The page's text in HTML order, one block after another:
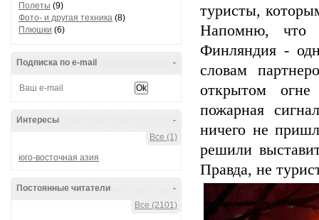
Полеты (9)
Фото- и другая техника (8)
Плюшки (6)
-
Подписка по e-mail
-
Интересы
Все (1)
юго-восточная азия
-
Постоянные читатели
Все (2101)
туристы,
Напомню, что
Финляндия -
словам
открытом
пожарная
ничего не
решили
Правда, не